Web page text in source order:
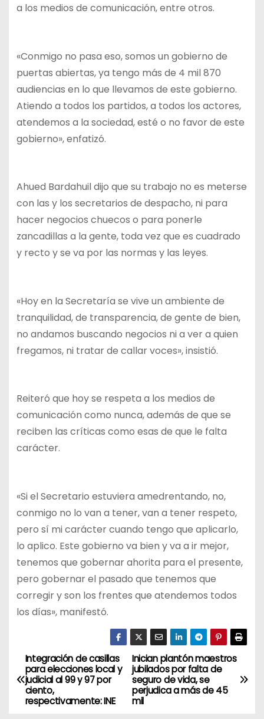
a los medios de comunicación, entre otros.
«Conmigo no pasa eso, somos un gobierno de
puertas abiertas, ya tengo más de 4 mil 870
audiencias en lo que llevamos de este gobierno.
Atiendo a todos los partidos, a todos los actores,
atendemos a la sociedad, esté o no favor de este
gobierno», enfatizó.
Ahued Bardahuil dijo que su trabajo no es meterse
con las y los secretarios de despacho, ni para
hacer negocios chuecos o para ponerle
zancadillas a la gente, toda vez que es cuadrado
y recto y se va por las normas y las leyes.
«Hoy en la Secretaría se vive un ambiente de
tranquilidad, de transparencia, de gente de bien,
no andamos buscando negocios ni a ver a quien
fregamos, ni tratar de callar voces», insistió.
Reiteró que hoy se respeta a los medios de
comunicación como nunca, además de que se
reciben las críticas como esas de que le falta
carácter.
«Si el Secretario estuviera amedrentando, no,
conmigo no lo van a tener, van a tener respeto,
pero sí mi carácter cuando tengo que aplicarlo,
lo aplico. Este gobierno va bien y va a ir mejor,
tenemos que gobernar ahorita para el presente,
pero gobernar el pasado que tenemos que
corregir y son los frentes que atendemos todos
los días», manifestó.
N
a
Inician plantón maestros
jubilados por falta de
seguro de vida, se
perjudica a más de 45
mil
Integración de casillas
para elecciones local y
judicial al 99 y 97 por
ciento,
respectivamente: INE